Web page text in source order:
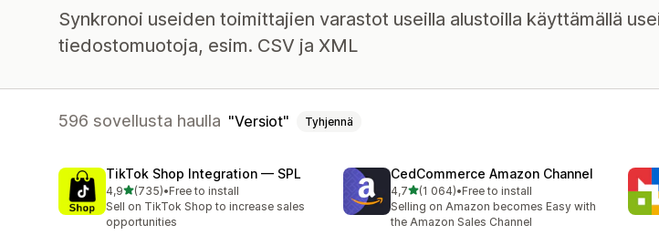
Synkronoi useiden toimittajien varastot useilla alustoilla käyttämällä
tiedostomuotoja, esim. CSV ja XML
596 sovellusta haulla Versiot Tyhjennä
TikTok Shop Integration — SPL
4,9/ 5 tähteä
(735)
735 arvostelua yhteensä
•Free to install
Sell on TikTok Shop to increase sales
opportunities
CedCommerce Amazon Channel
4,7/ 5 tähteä
(1 064)
1064 arvostelua yhteensä
•Free to install
Selling on Amazon becomes Easy with
the Amazon Sales Channel